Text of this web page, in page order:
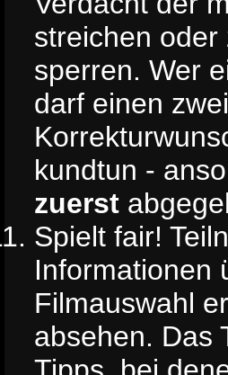
streichen
sperren. Wer
darf einen
kundtun -
zuerst
Spielt fair!
Informationen
Filmauswahl
absehen. Das